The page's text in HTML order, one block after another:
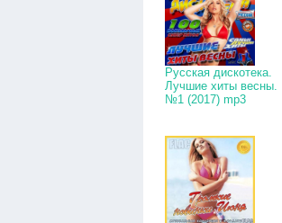
Русская дискотека.
Лучшие хиты весны.
№1 (2017) mp3